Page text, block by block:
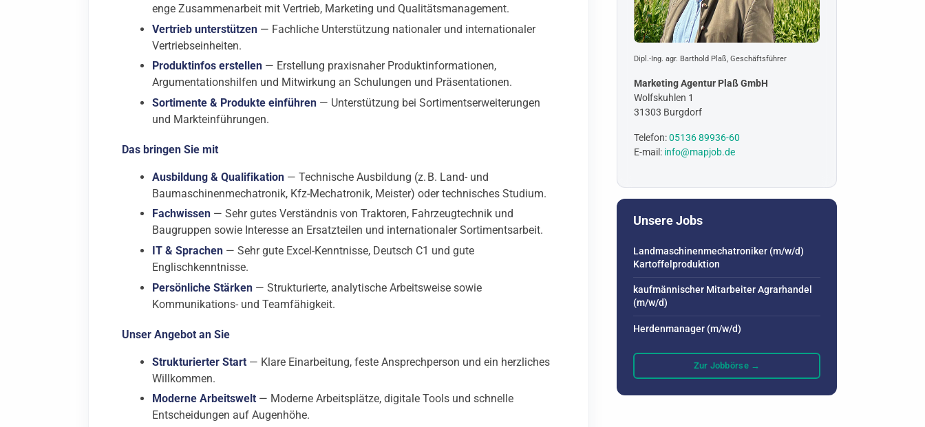
enge Zusammenarbeit mit Vertrieb, Marketing und Qualitätsmanagement.
Vertrieb unterstützen — Fachliche Unterstützung nationaler und internationaler
Vertriebseinheiten.
Produktinfos erstellen — Erstellung praxisnaher Produktinformationen,
Argumentationshilfen und Mitwirkung an Schulungen und Präsentationen.
Sortimente & Produkte einführen — Unterstützung bei Sortimentserweiterungen
und Markteinführungen.
Das bringen Sie mit
Ausbildung & Qualifikation — Technische Ausbildung (z. B. Land- und
Baumaschinenmechatronik, Kfz-Mechatronik, Meister) oder technisches Studium.
Fachwissen — Sehr gutes Verständnis von Traktoren, Fahrzeugtechnik und
Baugruppen sowie Interesse an Ersatzteilen und internationaler Sortimentsarbeit.
IT & Sprachen — Sehr gute Excel-Kenntnisse, Deutsch C1 und gute
Englischkenntnisse.
Persönliche Stärken — Strukturierte, analytische Arbeitsweise sowie
Kommunikations- und Teamfähigkeit.
Unser Angebot an Sie
Strukturierter Start — Klare Einarbeitung, feste Ansprechperson und ein herzliches
Willkommen.
Moderne Arbeitswelt — Moderne Arbeitsplätze, digitale Tools und schnelle
Entscheidungen auf Augenhöhe.
Dipl.-Ing. agr. Barthold Plaß, Geschäftsführer
Marketing Agentur Plaß GmbH
Wolfskuhlen 1
31303 Burgdorf
Telefon:05136 89936-60
E-mail: info@mapjob.de
Unsere Jobs
Landmaschinenmechatroniker (m/w/d)
Kartoffelproduktion
kaufmännischer Mitarbeiter Agrarhandel
(m/w/d)
Herdenmanager (m/w/d)
Zur Jobbörse →